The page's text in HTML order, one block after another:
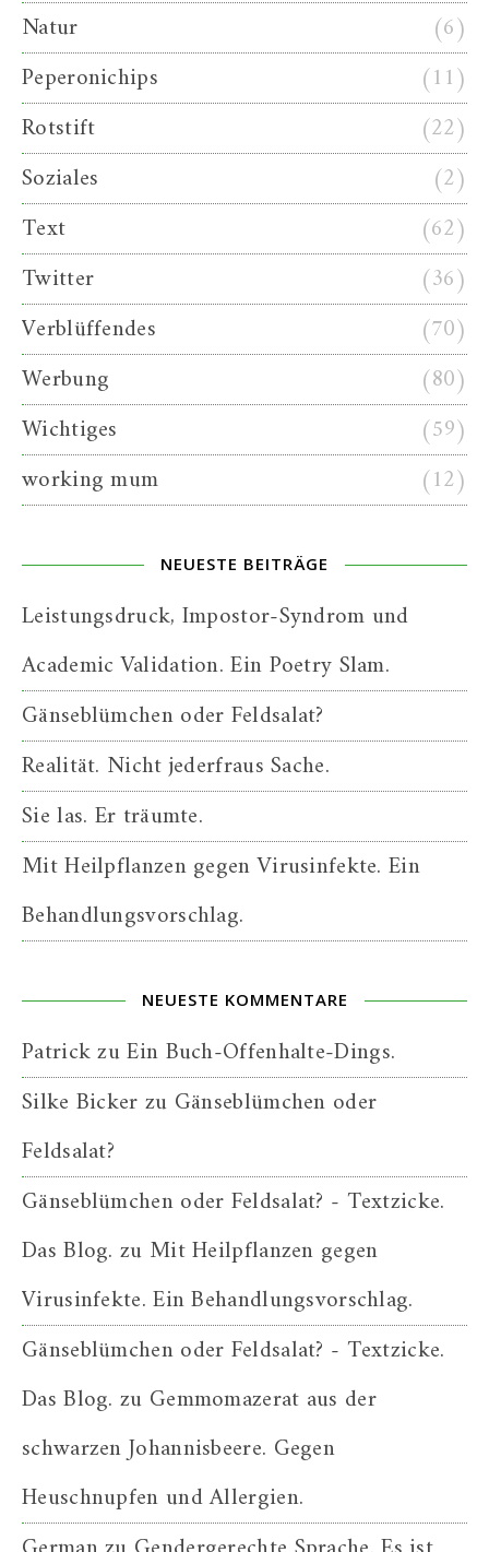
Natur
(6)
Peperonichips
(11)
Rotstift
(22)
Soziales
(2)
Text
(62)
Twitter
(36)
Verblüffendes
(70)
Werbung
(80)
Wichtiges
(59)
working mum
(12)
NEUESTE BEITRÄGE
Leistungsdruck, Impostor-Syndrom und
Academic Validation. Ein Poetry Slam.
Gänseblümchen oder Feldsalat?
Realität. Nicht jederfraus Sache.
Sie las. Er träumte.
Mit Heilpflanzen gegen Virusinfekte. Ein
Behandlungsvorschlag.
NEUESTE KOMMENTARE
PatrickzuEin Buch-Offenhalte-Dings.
Silke Bickerzu Gänseblümchen oder
Feldsalat?
Gänseblümchen oder Feldsalat? - Textzicke.
Das Blog. zu Mit Heilpflanzen gegen
Virusinfekte. Ein Behandlungsvorschlag.
Gänseblümchen oder Feldsalat? - Textzicke.
Das Blog. zu Gemmomazerat aus der
schwarzen Johannisbeere. Gegen
Heuschnupfen und Allergien.